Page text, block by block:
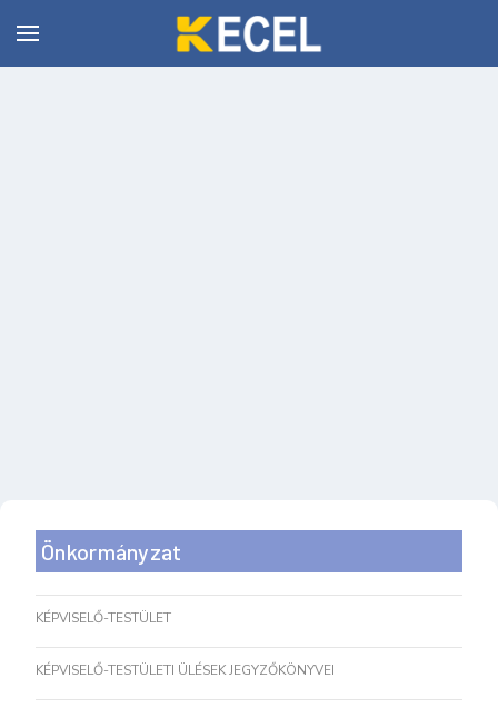
Önkormányzat
KÉPVISELŐ-TESTÜLET
KÉPVISELŐ-TESTÜLETI ÜLÉSEK JEGYZŐKÖNYVEI